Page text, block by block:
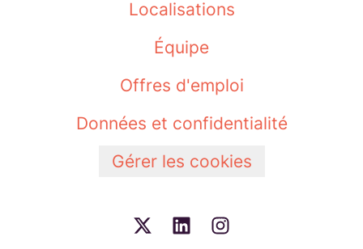
Localisations
Équipe
Offres d'emploi
Données et confidentialité
Gérer les cookies